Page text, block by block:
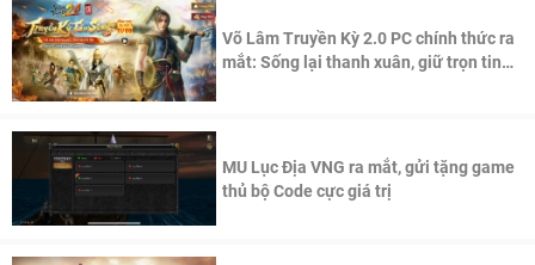
Võ Lâm Truyền Kỳ 2.0 PC chính thức ra
mắt: Sống lại thanh xuân, giữ trọn tinh
MU Lục Địa VNG ra mắt, gửi tặng game
thủ bộ Code cực giá trị